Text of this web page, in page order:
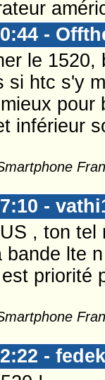
-
le
si htc s'y
pour
inférieur
-
, ton
bande lte
priorité
-